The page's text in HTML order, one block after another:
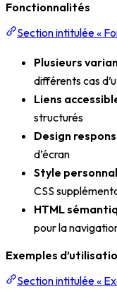
Fonctionnalités
Section intitulée «
Plusieurs
différents cas
Liens
structurés
Design
d’écran
Style
CSS
HTML
pour la
Exemples
Section intitulée «